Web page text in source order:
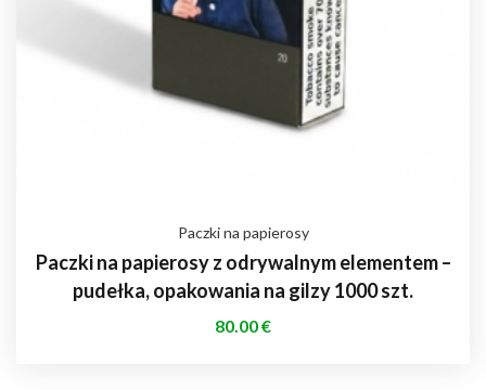
Paczki na papierosy
Paczki na papierosy z odrywalnym elementem –
pudełka, opakowania na gilzy 1000 szt.
80.00€